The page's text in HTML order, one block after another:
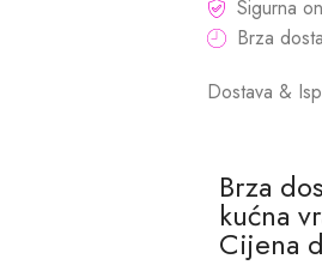
Sigurna
Brza
Dostava &
Brza
kućna
Cijena